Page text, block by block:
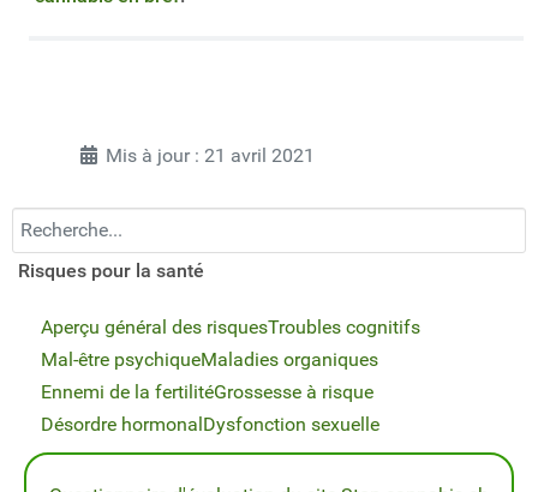
Mis à jour : 21 avril 2021
Recherchez...
Risques pour la santé
Aperçu général des risquesTroubles cognitifs
Mal-être psychiqueMaladies organiques
Ennemi de la fertilitéGrossesse à risque
Désordre hormonal Dysfonction sexuelle